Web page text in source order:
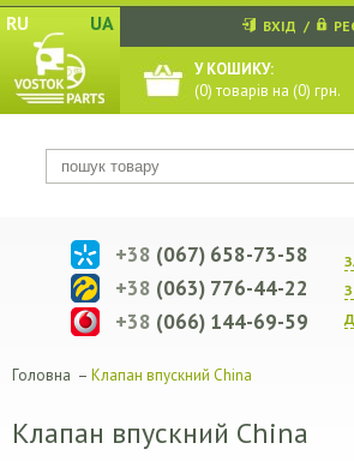
RU UA ВХІД /
У КОШИКУ:
(0) товарів на (0) грн.
+38 (067) 658-73-58
+38 (063) 776-44-22
+38 (066) 144-69-59
Головна – Клапан впускний China
Клапан впускний China